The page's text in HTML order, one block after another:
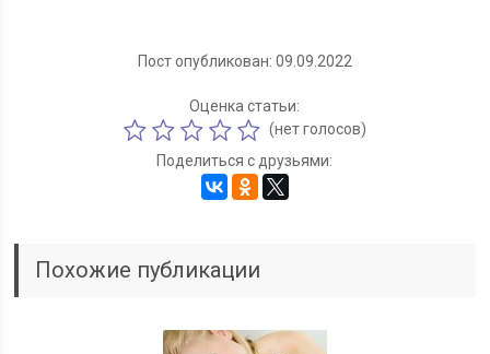
Пост опубликован: 09.09.2022
Оценка статьи:
(нет голосов)
Поделиться с друзьями:
Похожие публикации